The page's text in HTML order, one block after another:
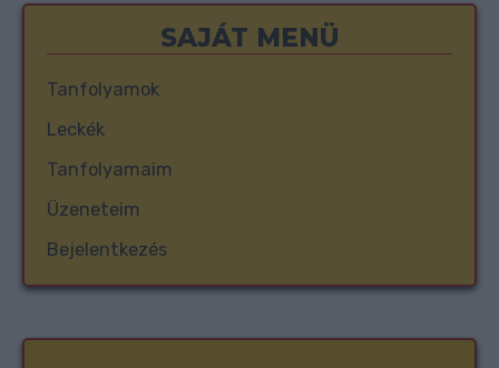
SAJÁT MENÜ
Tanfolyamok
Leckék
Tanfolyamaim
Üzeneteim
Bejelentkezés